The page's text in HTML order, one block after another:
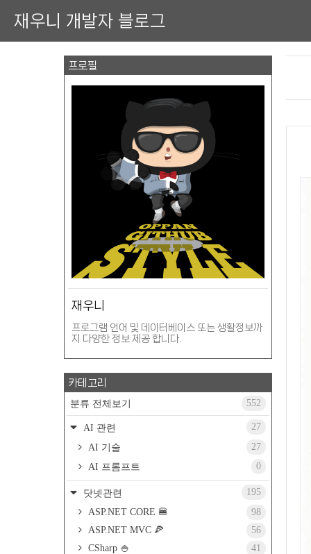
재우니 개발자 블로그
프로필
재우니
프로그램 언어 및 데이터베이스 또는 생활정보까
지 다양한 정보 제공 합니다.
카테고리
분류 전체보기 552
AI 관련
27
AI 기술
27
AI 프롬프트
0
닷넷관련
195
ASP.NET CORE 🍔
98
ASP.NET MVC 🍕
56
CSharp 🍚
41